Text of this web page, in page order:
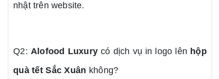
nhật trên website.
Q2: Alofood Luxury có dịch vụ in logo lên hộp
quà tết Sắc Xuân không?